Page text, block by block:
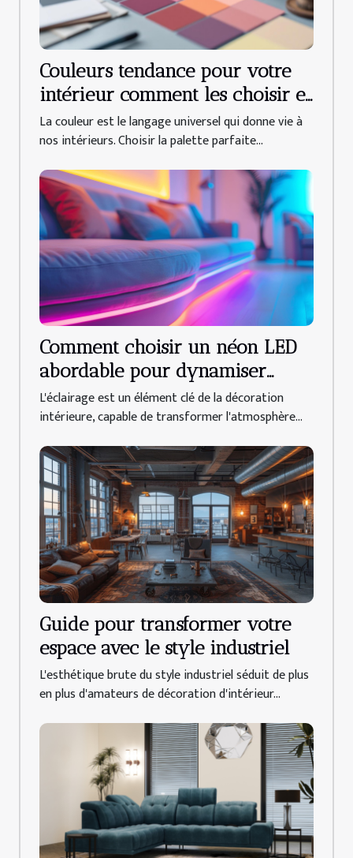
Couleurs tendance pour votre
intérieur comment les choisir et
les associer
La couleur est le langage universel qui donne vie à
nos intérieurs. Choisir la palette parfaite...
Comment choisir un néon LED
abordable pour dynamiser
votre déco intérieure
L'éclairage est un élément clé de la décoration
intérieure, capable de transformer l'atmosphère...
Guide pour transformer votre
espace avec le style industriel
L'esthétique brute du style industriel séduit de plus
en plus d'amateurs de décoration d'intérieur...